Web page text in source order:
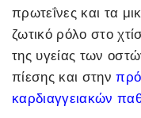
πρωτεΐνες και τα
ζωτικό ρόλο στο
της υγείας των
πίεσης και στην
καρδιαγγειακών